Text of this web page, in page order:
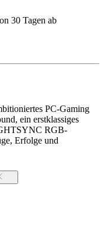
30 Tagen ab
PC-Gaming
ein erstklassiges
RGB-
Erfolge und